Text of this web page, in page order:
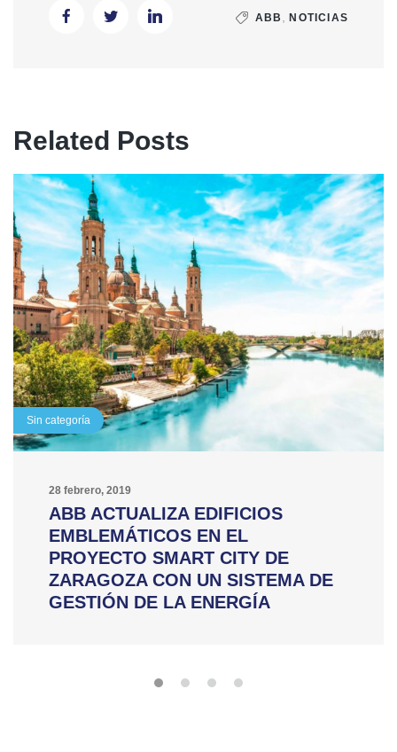
ABB ,NOTICIAS
Related Posts
Sin categoría
28 febrero, 2019
ABB ACTUALIZA EDIFICIOS
EMBLEMÁTICOS EN EL
PROYECTO SMART CITY DE
ZARAGOZA CON UN SISTEMA DE
GESTIÓN DE LA ENERGÍA